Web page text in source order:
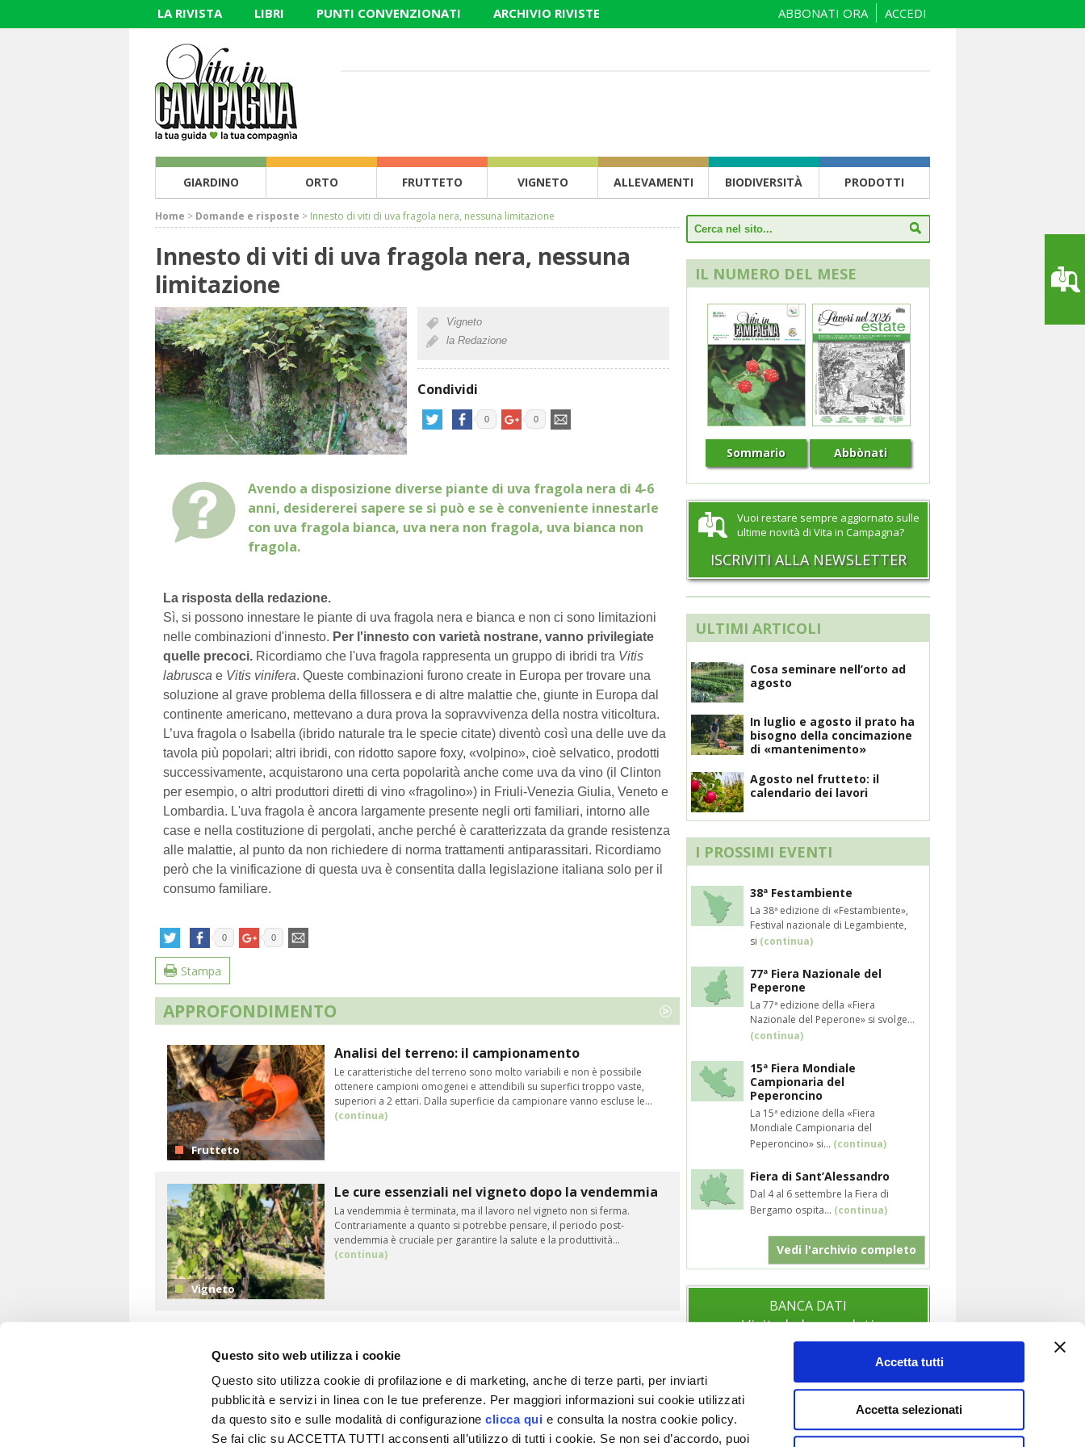
Questo sito web utilizza i cookie
Questo sito utilizza cookie di profilazione e di marketing, anche di terze parti, per inviarti
pubblicità e servizi in linea con le tue preferenze. Per maggiori informazioni sui cookie utilizzati
da questo sito e sulle modalità di configurazioneclicca qui e consulta la nostra cookie policy.
Se fai clic su ACCETTA TUTTI acconsenti all’utilizzo di tutti i cookie. Se non sei d’accordo, puoi
Accetta tutti
Accetta selezionati
LA RIVISTA LIBRI PUNTI CONVENZIONATI ARCHIVIO RIVISTE ACCEDI
ABBONATI ORA
GIARDINO ORTO FRUTTETO VIGNETO ALLEVAMENTI BIODIVERSITÀ PRODOTTI
Home > Domande e risposte > Innesto di viti di uva fragola nera, nessuna limitazione
Innesto di viti di uva fragola nera, nessuna
limitazione
Vigneto
la Redazione
Condividi
0 0
Avendo a disposizione diverse piante di uva fragola nera di 4-6
anni, desidererei sapere se si può e se è conveniente innestarle
con uva fragola bianca, uva nera non fragola, uva bianca non
fragola.
La risposta della redazione.
Sì, si possono innestare le piante di uva fragola nera e bianca e non ci sono limitazioni
nelle combinazioni d'innesto. Per l'innesto con varietà nostrane, vanno privilegiate
quelle precoci. Ricordiamo che l'uva fragola rappresenta un gruppo di ibridi tra Vitis
labrusca e Vitis vinifera. Queste combinazioni furono create in Europa per trovare una
soluzione al grave problema della fillossera e di altre malattie che, giunte in Europa dal
continente americano, mettevano a dura prova la sopravvivenza della nostra viticoltura.
L’uva fragola o Isabella (ibrido naturale tra le specie citate) diventò così una delle uve da
tavola più popolari; altri ibridi, con ridotto sapore foxy, «volpino», cioè selvatico, prodotti
successivamente, acquistarono una certa popolarità anche come uva da vino (il Clinton
per esempio, o altri produttori diretti di vino «fragolino») in Friuli-Venezia Giulia, Veneto e
Lombardia. L'uva fragola è ancora largamente presente negli orti familiari, intorno alle
case e nella costituzione di pergolati, anche perché è caratterizzata da grande resistenza
alle malattie, al punto da non richiedere di norma trattamenti antiparassitari. Ricordiamo
però che la vinificazione di questa uva è consentita dalla legislazione italiana solo per il
consumo familiare.
0 0
Stampa
APPROFONDIMENTO
Frutteto
Analisi del terreno: il campionamento
Le caratteristiche del terreno sono molto variabili e non è possibile
ottenere campioni omogenei e attendibili su superfici troppo vaste,
superiori a 2 ettari. Dalla superficie da campionare vanno escluse le…
(continua)
Vigneto
Le cure essenziali nel vigneto dopo la vendemmia
La vendemmia è terminata, ma il lavoro nel vigneto non si ferma.
Contrariamente a quanto si potrebbe pensare, il periodo post-
vendemmia è cruciale per garantire la salute e la produttività…
(continua)
IL NUMERO DEL MESE
Sommario Abbònati
Vuoi restare sempre aggiornato sulle
ultime novità di Vita in Campagna?
ISCRIVITI ALLA NEWSLETTER
ULTIMI ARTICOLI
Cosa seminare nell’orto ad
agosto
In luglio e agosto il prato ha
bisogno della concimazione
di «mantenimento»
Agosto nel frutteto: il
calendario dei lavori
I PROSSIMI EVENTI
38ª Festambiente
La 38ª edizione di «Festambiente»,
Festival nazionale di Legambiente,
si (continua)
77ª Fiera Nazionale del
Peperone
La 77ª edizione della «Fiera
Nazionale del Peperone» si svolge...
(continua)
15ª Fiera Mondiale
Campionaria del
Peperoncino
La 15ª edizione della «Fiera
Mondiale Campionaria del
Peperoncino» si... (continua)
Fiera di Sant’Alessandro
Dal 4 al 6 settembre la Fiera di
Bergamo ospita... (continua)
Vedi l'archivio completo
BANCA DATI
Visita la banca dati
VITA IN CAMPAGNA
© 2026 - Tutti i diritti riservati
ESPLORA VITA IN CAMPAGNA
Chi siamo Note legali
SEZIONI
Giardino Allevamenti
SOCIAL
Segui anche i nostri profili social per